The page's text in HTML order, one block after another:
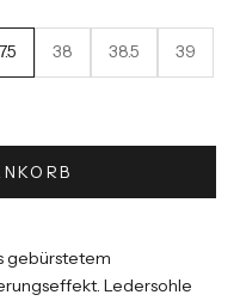
38 38.5 39
gebürstetem
Ledersohle